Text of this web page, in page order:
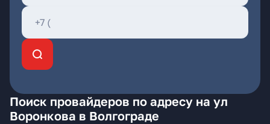
Поиск провайдеров по адресу на ул
Воронкова в Волгограде